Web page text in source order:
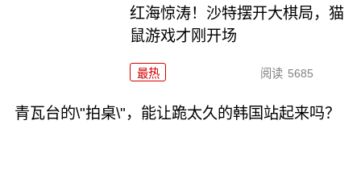
红海惊涛！沙特摆开大棋局，猫
鼠游戏才刚开场
最热 阅读 5685
青瓦台的\"拍桌\"，能让跪太久的韩国站起来吗？